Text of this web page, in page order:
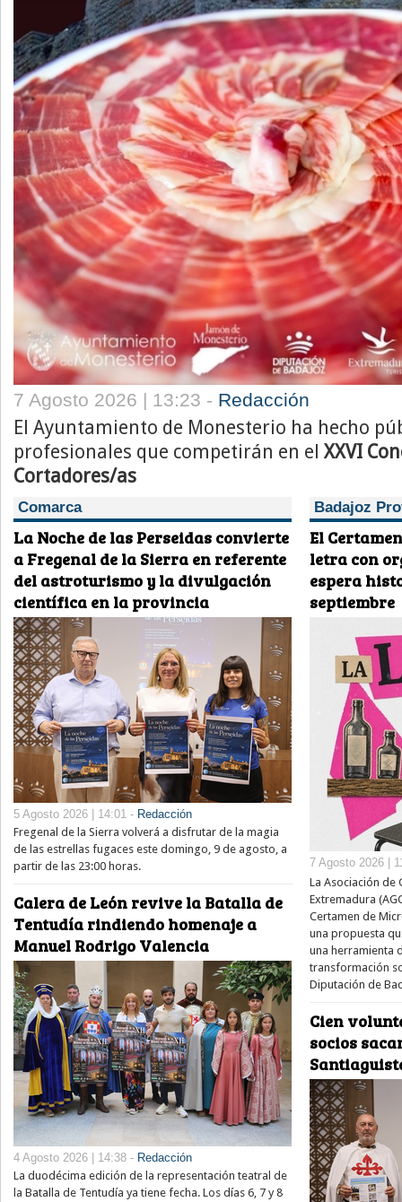
7 Agosto 2026 | 13:23 - Redacción
El Ayuntamiento de Monesterio ha hecho
profesionales que competirán en el XXVI
Cortadores/as
Comarca
La Noche de las Perseidas convierte
a Fregenal de la Sierra en referente
del astroturismo y la divulgación
científica en la provincia
5 Agosto 2026 | 14:01 - Redacción
Fregenal de la Sierra volverá a disfrutar de la magia
de las estrellas fugaces este domingo, 9 de agosto, a
partir de las 23:00 horas.
Calera de León revive la Batalla de
Tentudía rindiendo homenaje a
Manuel Rodrigo Valencia
4 Agosto 2026 | 14:38 - Redacción
La duodécima edición de la representación teatral de
la Batalla de Tentudía ya tiene fecha. Los días 6, 7 y 8
Badajoz
El
letra con
espera
septiembre
7 Agosto 2026 |
La Asociación de
Extremadura
Certamen de
una propuesta
una herramienta
transformación
Diputación de
Cien
socios